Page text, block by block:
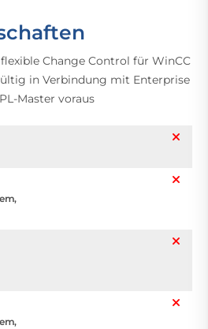
Change Control für WinCC
in Verbindung mit Enterprise
Master voraus